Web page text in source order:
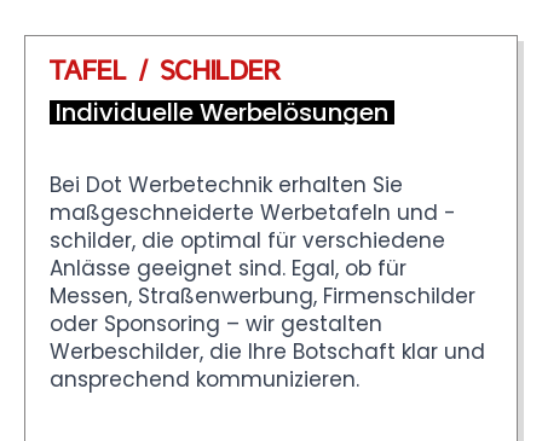
TAFEL / SCHILDER
Individuelle Werbelösungen
Bei Dot Werbetechnik erhalten Sie
maßgeschneiderte Werbetafeln und -
schilder, die optimal für verschiedene
Anlässe geeignet sind. Egal, ob für
Messen, Straßenwerbung, Firmenschilder
oder Sponsoring – wir gestalten
Werbeschilder, die Ihre Botschaft klar und
ansprechend kommunizieren.